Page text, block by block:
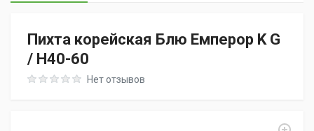
Пихта корейская Блю Емперор K G
/ H40-60
Rating: 0 out of 5Нет отзывов